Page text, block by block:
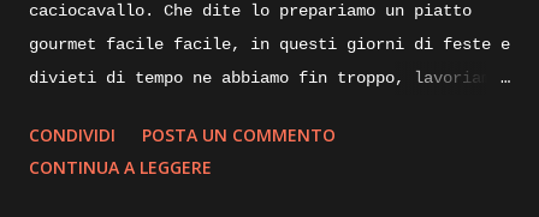
caciocavallo. Che dite lo prepariamo un piatto
gourmet facile facile, in questi giorni di feste e
divieti di tempo ne abbiamo fin troppo, lavoriamo
ne verrà fuori, quindi spostiamoci dalla scrivania
ai fornelli ed iniziamo. Quando pensiamo ad un
CONDIVIDI
POSTA UN COMMENTO
CONTINUA A LEGGERE